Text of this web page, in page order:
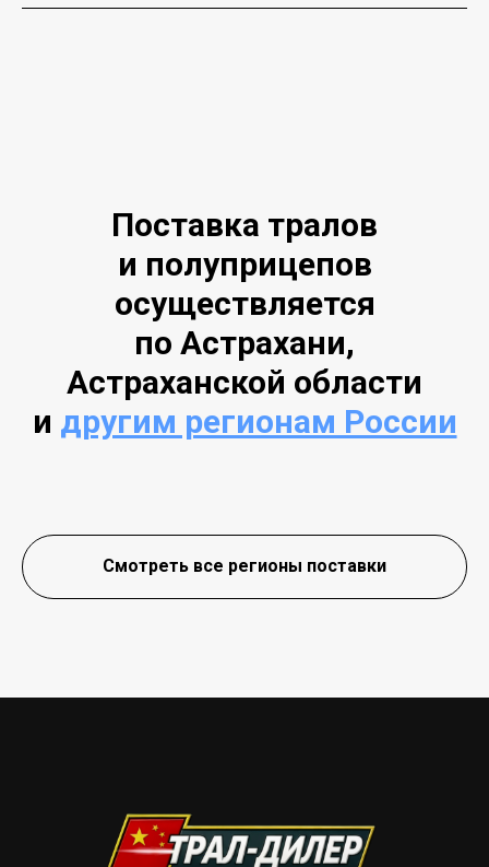
Поставка тралов
и полуприцепов
осуществляется
по Астрахани,
Астраханской области
и другим регионам России
Смотреть все регионы поставки